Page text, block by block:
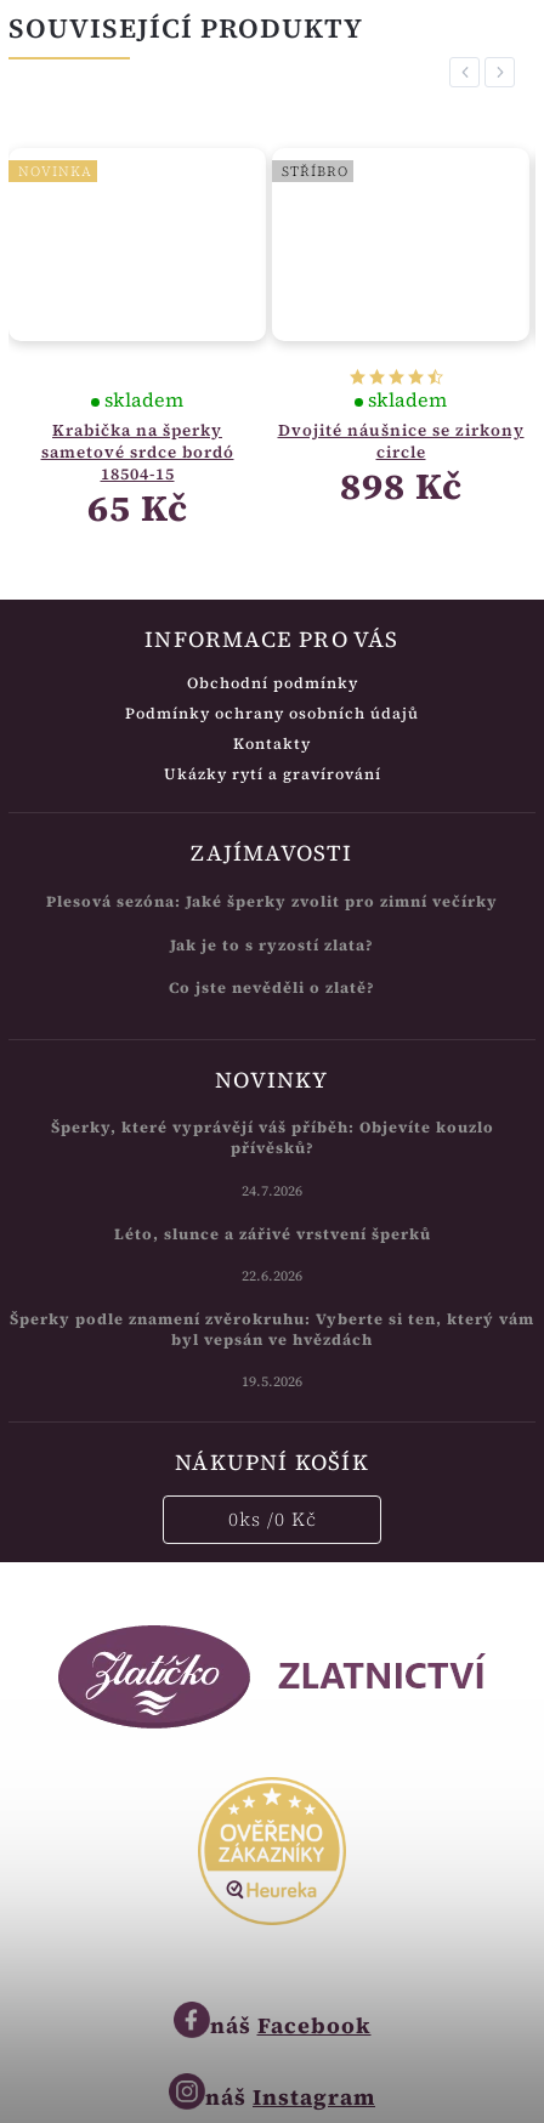
SOUVISEJÍCÍ PRODUKTY
Previous
NOVINKA
Krabička na šperky
sametové srdce bordó
18504-15
skladem
65 Kč
STŘÍBRO
Dvojité náušnice se zirkony
circle
skladem
898 Kč
Next
INFORMACE PRO VÁS
Obchodní podmínky
Podmínky ochrany osobních údajů
Kontakty
Ukázky rytí a gravírování
ZAJÍMAVOSTI
Plesová sezóna: Jaké šperky zvolit pro zimní večírky
Jak je to s ryzostí zlata?
Co jste nevěděli o zlatě?
NOVINKY
Šperky, které vyprávějí váš příběh: Objevíte kouzlo
přívěsků?
24.7.2026
Léto, slunce a zářivé vrstvení šperků
22.6.2026
Šperky podle znamení zvěrokruhu: Vyberte si ten, který vám
byl vepsán ve hvězdách
19.5.2026
NÁKUPNÍ KOŠÍK
0ks /0 Kč
náš Facebook
náš Instagram